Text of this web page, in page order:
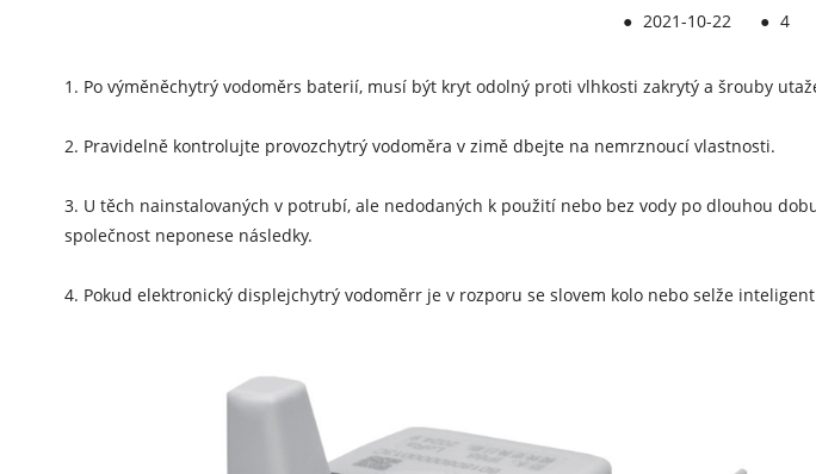
● 2021-10-22 ● 4
1. Po výměněchytrý vodoměrs baterií, musí být kryt odolný proti vlhkosti zakrytý a šrouby
2. Pravidelně kontrolujte provozchytrý vodoměra v zimě dbejte na nemrznoucí vlastnosti.
3. U těch nainstalovaných v potrubí, ale nedodaných k použití nebo bez vody po dlouhou
společnost neponese následky.
4. Pokud elektronický displejchytrý vodoměrr je v rozporu se slovem kolo nebo selže